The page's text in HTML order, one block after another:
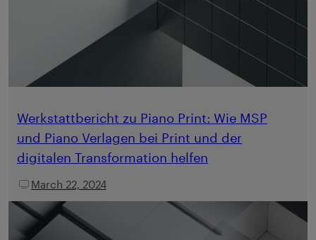
Werkstattbericht zu Piano Print: Wie MSP
und Piano Verlagen bei Print und der
digitalen Transformation helfen
March 22, 2024